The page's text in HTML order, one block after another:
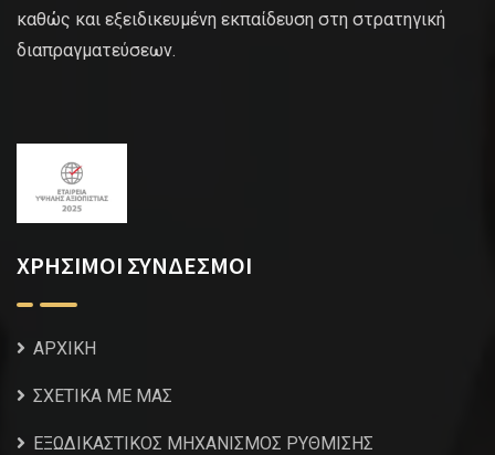
καθώς και εξειδικευμένη εκπαίδευση στη στρατηγική
διαπραγματεύσεων.
ΧΡΗΣΙΜΟΙ ΣΥΝΔΕΣΜΟΙ
ΑΡΧΙΚΗ
ΣΧΕΤΙΚΑ ΜΕ ΜΑΣ
ΕΞΩΔΙΚΑΣΤΙΚΟΣ ΜΗΧΑΝΙΣΜΟΣ ΡΥΘΜΙΣΗΣ